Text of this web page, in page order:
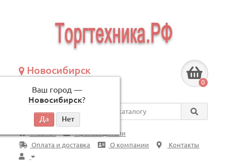
Новосибирск
Ваш город —
Новосибирск?
по будням, с 09:00 до 18:00
0
Везде
Главная
Производители
Оплата и доставка
О компании Контакты